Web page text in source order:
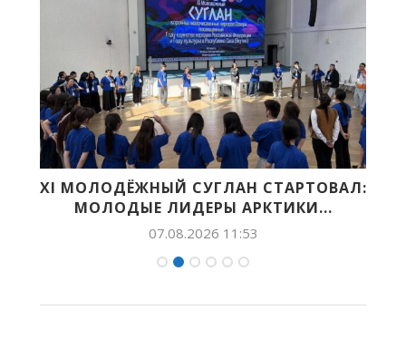
XI МОЛОДЁЖНЫЙ СУГЛАН СТАРТОВАЛ:
МОЛОДЫЕ ЛИДЕРЫ АРКТИКИ...
07.08.2026 11:53